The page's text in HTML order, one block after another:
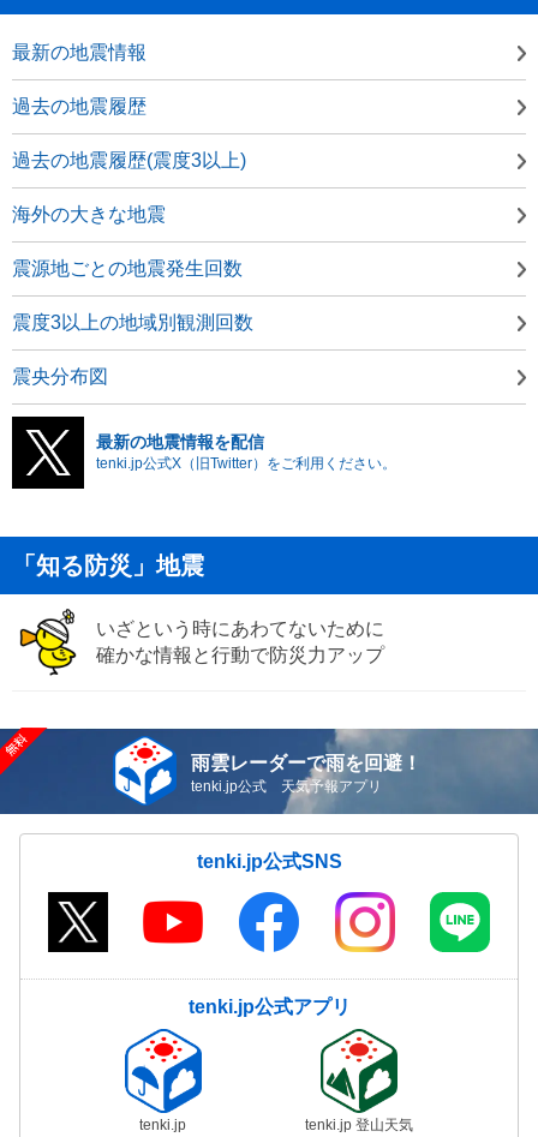
最新の地震情報
過去の地震履歴
過去の地震履歴(震度3以上)
海外の大きな地震
震源地ごとの地震発生回数
震度3以上の地域別観測回数
震央分布図
最新の地震情報を配信
tenki.jp公式X（旧Twitter）をご利用ください。
「知る防災」地震
いざという時にあわてないために
確かな情報と行動で防災力アップ
雨雲レーダーで雨を回避！
tenki.jp公式 天気予報アプリ
tenki.jp公式SNS
tenki.jp公式アプリ
tenki.jp tenki.jp 登山天気